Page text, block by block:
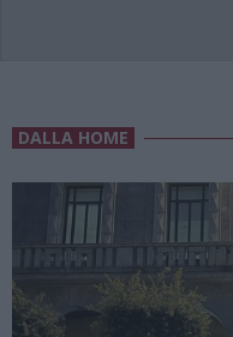
DALLA HOME